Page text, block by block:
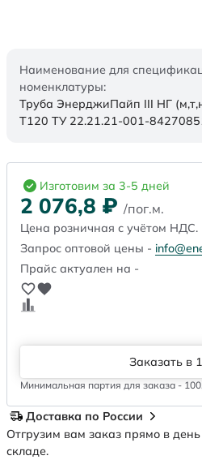
Наименование для
номенклатуры:
Труба ЭнерджиПайп III НГ
Т120 ТУ 22.21.21-001-
Изготовим за 3-5 дней
2 076,8 ₽ /пог.м.
Цена розничная с учётом НДС.
Запрос оптовой цены -
Прайс актуален на -
Заказать в
Минимальная партия для заказа -
Доставка по России
Отгрузим вам заказ прямо в
складе.